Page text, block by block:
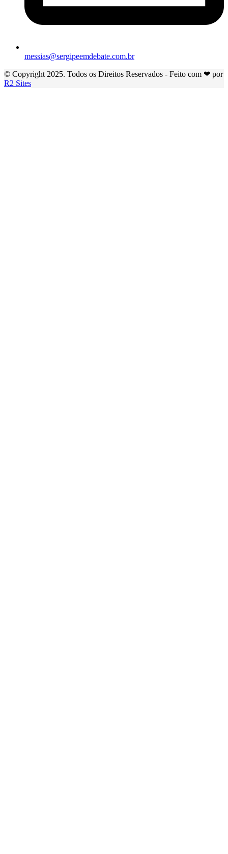
messias@sergipeemdebate.com.br
© Copyright 2025. Todos os Direitos Reservados - Feito com ❤ por
R2 Sites